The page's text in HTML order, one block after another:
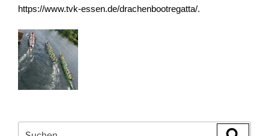
https://www.tvk-essen.de/drachenbootregatta/.